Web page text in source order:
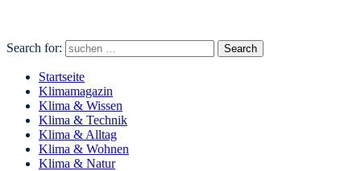
Search for: Search
Startseite
Klimamagazin
Klima & Wissen
Klima & Technik
Klima & Alltag
Klima & Wohnen
Klima & Natur